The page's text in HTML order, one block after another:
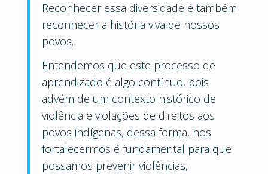
Reconhecer essa diversidade é também
reconhecer a história viva de nossos
povos.
Entendemos que este processo de
aprendizado é algo contínuo, pois
advém de um contexto histórico de
violência e violações de direitos aos
povos indígenas, dessa forma, nos
fortalecermos é fundamental para que
possamos prevenir violências,